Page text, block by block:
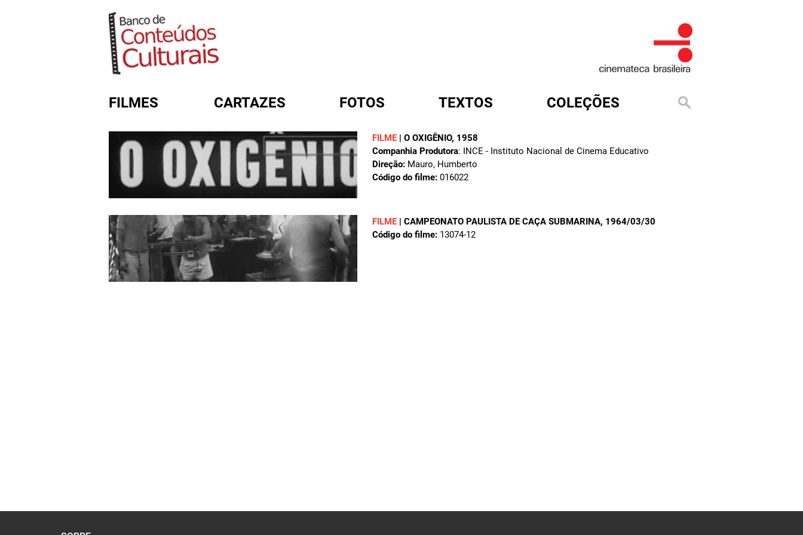
FILMES CARTAZES FOTOS TEXTOS COLEÇÕES
FILME | O OXIGÊNIO, 1958
Companhia Produtora: INCE - Instituto Nacional de Cinema Educativo
Direção: Mauro, Humberto
Código do filme: 016022
FILME | CAMPEONATO PAULISTA DE CAÇA SUBMARINA, 1964/03/30
Código do filme: 13074-12
FORMULÁRIO DE BUSCA